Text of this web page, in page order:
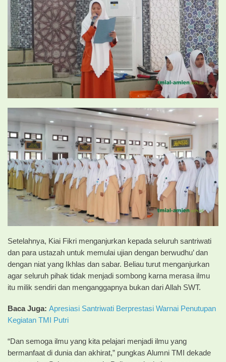
Setelahnya, Kiai Fikri menganjurkan kepada seluruh santriwati
dan para ustazah untuk memulai ujian dengan berwudhu’ dan
dengan niat yang Ikhlas dan sabar. Beliau turut menganjurkan
agar seluruh pihak tidak menjadi sombong karna merasa ilmu
itu milik sendiri dan menganggapnya bukan dari Allah SWT.
Baca Juga: Apresiasi Santriwati Berprestasi Warnai Penutupan
Kegiatan TMI Putri
“Dan semoga ilmu yang kita pelajari menjadi ilmu yang
bermanfaat di dunia dan akhirat,” pungkas Alumni TMI dekade